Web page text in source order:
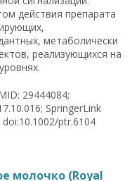
действия препарата
метаболически
реализующихся на
29444084;
SpringerLink
ptr.6104
молочко (Royal